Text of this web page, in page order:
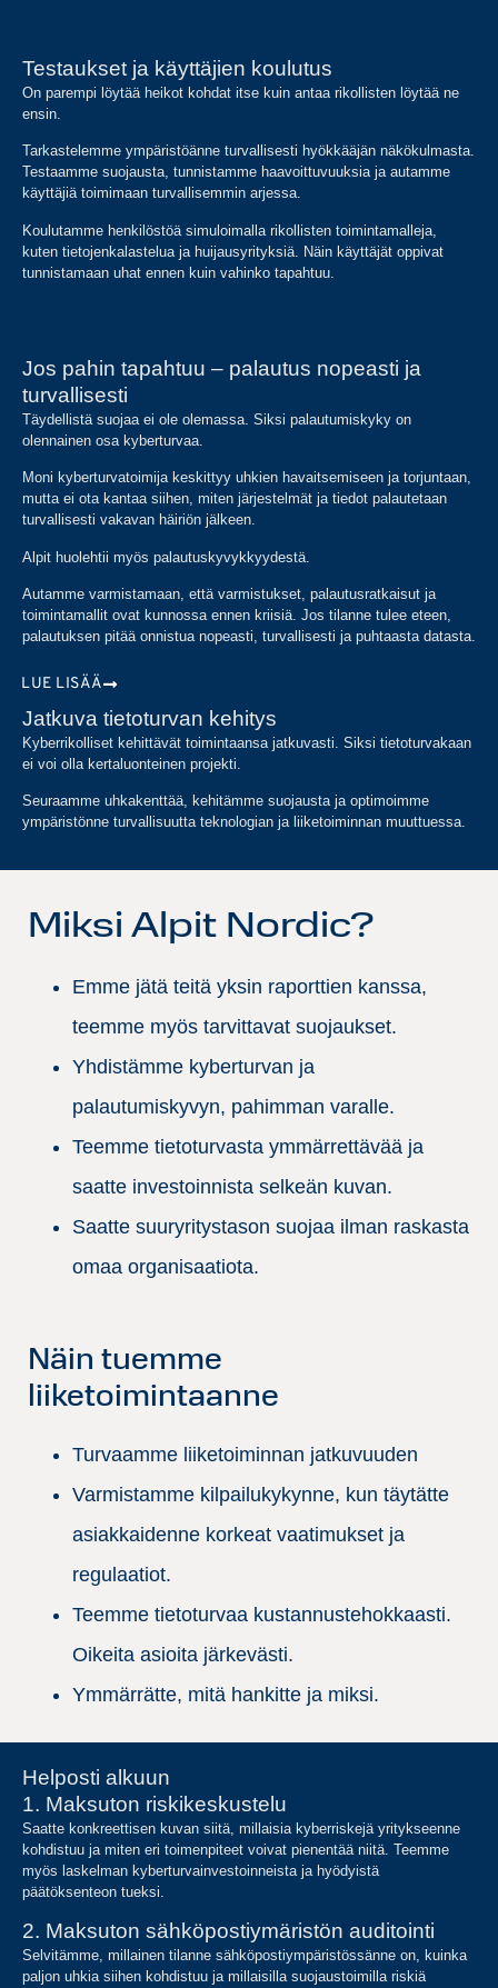
Testaukset ja käyttäjien koulutus
On parempi löytää heikot kohdat itse kuin antaa rikollisten löytää ne
ensin.
Tarkastelemme ympäristöänne turvallisesti hyökkääjän näkökulmasta.
Testaamme suojausta, tunnistamme haavoittuvuuksia ja autamme
käyttäjiä toimimaan turvallisemmin arjessa.
Koulutamme henkilöstöä simuloimalla rikollisten toimintamalleja,
kuten tietojenkalastelua ja huijausyrityksiä. Näin käyttäjät oppivat
tunnistamaan uhat ennen kuin vahinko tapahtuu.
Jos pahin tapahtuu – palautus nopeasti ja
turvallisesti
Täydellistä suojaa ei ole olemassa. Siksi palautumiskyky on
olennainen osa kyberturvaa.
Moni kyberturvatoimija keskittyy uhkien havaitsemiseen ja torjuntaan,
mutta ei ota kantaa siihen, miten järjestelmät ja tiedot palautetaan
turvallisesti vakavan häiriön jälkeen.
Alpit huolehtii myös palautuskyvykkyydestä.
Autamme varmistamaan, että varmistukset, palautusratkaisut ja
toimintamallit ovat kunnossa ennen kriisiä. Jos tilanne tulee eteen,
palautuksen pitää onnistua nopeasti, turvallisesti ja puhtaasta datasta.
LUE LISÄÄ
Jatkuva tietoturvan kehitys
Kyberrikolliset kehittävät toimintaansa jatkuvasti. Siksi tietoturvakaan
ei voi olla kertaluonteinen projekti.
Seuraamme uhkakenttää, kehitämme suojausta ja optimoimme
ympäristönne turvallisuutta teknologian ja liiketoiminnan muuttuessa.
Miksi Alpit Nordic?
Emme jätä teitä yksin raporttien kanssa,
teemme myös tarvittavat suojaukset.
Yhdistämme kyberturvan ja
palautumiskyvyn, pahimman varalle.
Teemme tietoturvasta ymmärrettävää ja
saatte investoinnista selkeän kuvan.
Saatte suuryritystason suojaa ilman raskasta
omaa organisaatiota.
Näin tuemme
liiketoimintaanne
Turvaamme liiketoiminnan jatkuvuuden
Varmistamme kilpailukykynne, kun täytätte
asiakkaidenne korkeat vaatimukset ja
regulaatiot.
Teemme tietoturvaa kustannustehokkaasti.
Oikeita asioita järkevästi.
Ymmärrätte, mitä hankitte ja miksi.
Helposti alkuun
1. Maksuton riskikeskustelu
Saatte konkreettisen kuvan siitä, millaisia kyberriskejä yritykseenne
kohdistuu ja miten eri toimenpiteet voivat pienentää niitä. Teemme
myös laskelman kyberturvainvestoinneista ja hyödyistä
päätöksenteon tueksi.
2. Maksuton sähköpostiymäristön auditointi
Selvitämme, millainen tilanne sähköpostiympäristössänne on, kuinka
paljon uhkia siihen kohdistuu ja millaisilla suojaustoimilla riskiä